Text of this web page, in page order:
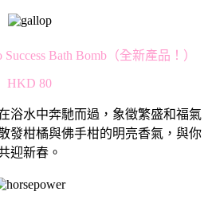
Bath Bomb（全新產品！）
HKD 80
浴水中奔馳而過， 象徵繁盛和福氣
發柑橘與佛手柑的明亮香氣，與你
迎新春。